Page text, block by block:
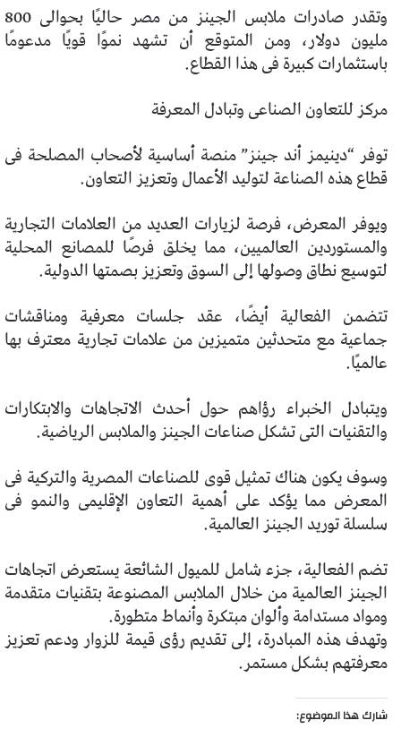
وتقدر صادرات ملابس الجينز من مصر حاليًا بحوالى 800
مليون دولار، ومن المتوقع أن تشهد نموًا قويًا مدعومًا
باستثمارات كبيرة فى هذا القطاع.
مركز للتعاون الصناعى وتبادل المعرفة
توفر “دينيمز أند جينز” منصة أساسية لأصحاب المصلحة فى
قطاع هذه الصناعة لتوليد الأعمال وتعزيز التعاون.
ويوفر المعرض، فرصة لزيارات العديد من العلامات التجارية
والمستوردين العالميين، مما يخلق فرصًا للمصانع المحلية
لتوسيع نطاق وصولها إلى السوق وتعزيز بصمتها الدولية.
تتضمن الفعالية أيضًا، عقد جلسات معرفية ومناقشات
جماعية مع متحدثين متميزين من علامات تجارية معترف بها
عالميًا.
ويتبادل الخبراء رؤاهم حول أحدث الاتجاهات والابتكارات
والتقنيات التى تشكل صناعات الجينز والملابس الرياضية.
وسوف يكون هناك تمثيل قوى للصناعات المصرية والتركية فى
المعرض مما يؤكد على أهمية التعاون الإقليمى والنمو فى
سلسلة توريد الجينز العالمية.
تضم الفعالية، جزء شامل للميول الشائعة يستعرض اتجاهات
الجينز العالمية من خلال الملابس المصنوعة بتقنيات متقدمة
ومواد مستدامة وألوان مبتكرة وأنماط متطورة.
وتهدف هذه المبادرة، إلى تقديم رؤى قيمة للزوار ودعم تعزيز
معرفتهم بشكل مستمر.
شارك هذا الموضوع: